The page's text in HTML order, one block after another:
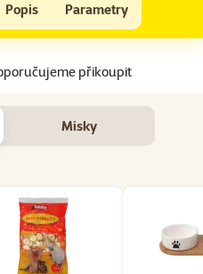
Popis Parametry
přikoupit
Misky